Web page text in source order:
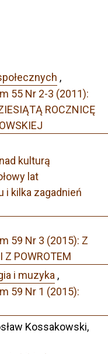
,
55 Nr 2-3 (2011):
ROCZNICĘ
kulturą
lat
i kilka zagadnień
59 Nr 3 (2015): Z
Z POWROTEM
i muzyka ,
59 Nr 1 (2015):
Kossakowski,